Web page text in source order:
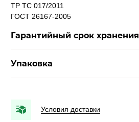
ТР ТС 017/2011
ГОСТ 26167-2005
Гарантийный срок хранения
Упаковка
Условия доставки